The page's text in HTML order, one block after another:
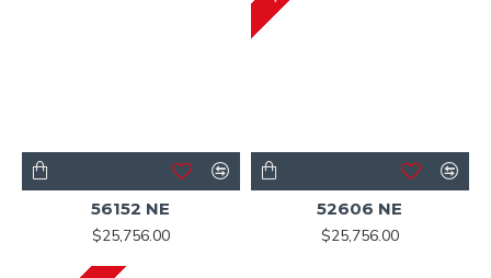
56152 NE
$25,756.00
52606 NE
$25,756.00